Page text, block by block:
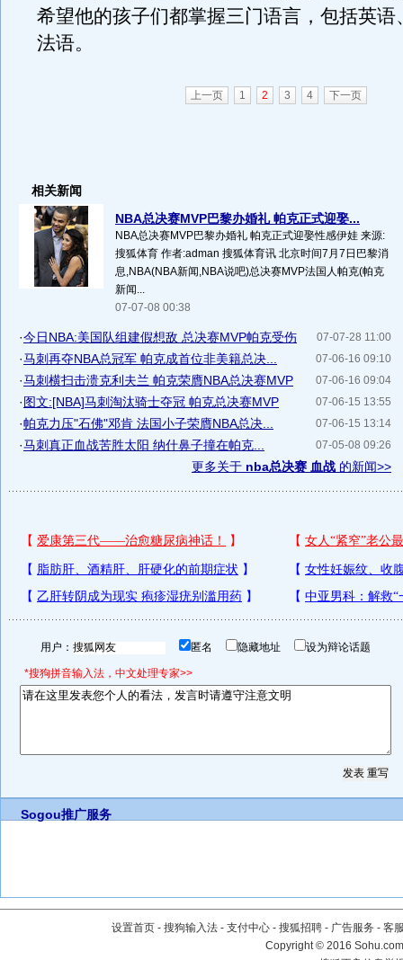
希望他的孩子们都掌握三门语言，包括英语
法语。
上一页 1 2 3 4 下一页
相关新闻
NBA总决赛MVP巴黎办婚礼 帕克正式迎娶...
NBA总决赛MVP巴黎办婚礼 帕克正式迎娶性感伊娃 来源:
搜狐体育 作者:adman 搜狐体育讯 北京时间7月7日巴黎消
息,NBA(NBA新闻,NBA说吧)总决赛MVP法国人帕克(帕克
新闻...
07-07-08 00:38
07-07-28 11:00
·今日NBA:美国队组建假想敌 总决赛MVP帕克受伤
07-06-16 09:10
·马刺再夺NBA总冠军 帕克成首位非美籍总决...
07-06-16 09:04
·马刺横扫击溃克利夫兰 帕克荣膺NBA总决赛MVP
07-06-15 13:55
·图文:[NBA]马刺淘汰骑士夺冠 帕克总决赛MVP
07-06-15 13:14
·帕克力压"石佛"邓肯 法国小子荣膺NBA总决...
07-05-08 09:26
·马刺真正血战苦胜太阳 纳什鼻子撞在帕克...
更多关于 nba总决赛 血战 的新闻>>
用户： 匿名 隐藏地址 设为辩论话题
*搜狗拼音输入法，中文处理专家>>
Sogou推广服务
设置首页 - 搜狗输入法 - 支付中心 - 搜狐招聘 - 广告服务 - 客
Copyright©2016